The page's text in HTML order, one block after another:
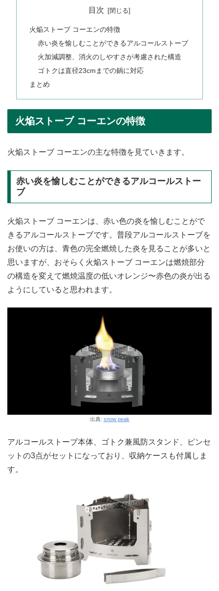
目次
火焔ストーブ コーエンの特徴
赤い炎を愉しむことができるアルコールストーブ
火加減調整、消火のしやすさが考慮された構造
ゴトクは直径23cmまでの鍋に対応
まとめ
火焔ストーブ コーエンの特徴
火焔ストーブ コーエンの主な特徴を見ていきます。
赤い炎を愉しむことができるアルコールストー
ブ
火焔ストーブ コーエンは、赤い色の炎を愉しむことがで
きるアルコールストーブです。普段アルコールストーブを
お使いの方は、青色の完全燃焼した炎を見ることが多いと
思いますが、おそらく火焔ストーブ コーエンは燃焼部分
の構造を変えて燃焼温度の低いオレンジ〜赤色の炎が出る
ようにしていると思われます。
出典: snow peak
アルコールストーブ本体、ゴトク兼風防スタンド、ピンセ
ットの3点がセットになっており、収納ケースも付属しま
す。